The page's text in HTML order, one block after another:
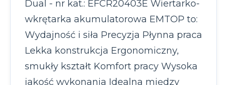
Dual - nr kat.: EFCR20403E Wiertarko-
wkrętarka akumulatorowa EMTOP to:
Wydajność i siła Precyzja Płynna praca
Lekka konstrukcja Ergonomiczny,
smukły kształt Komfort pracy Wysoka
jakość wykonania Idealna między